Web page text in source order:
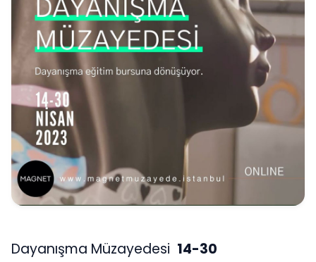
Dayanışma Müzayedesi 14-30